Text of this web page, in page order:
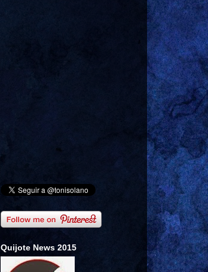
Quijote News 2015